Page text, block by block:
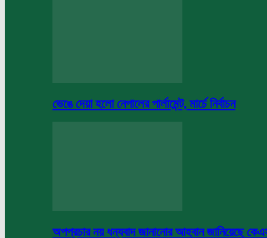
ভেঙে দেয়া হলো নেপালের পার্লামেন্ট, মার্চে নির্বাচন
অপপ্রচার নয় ধন্যবাদ জানানোর আহবান জানিয়েছে